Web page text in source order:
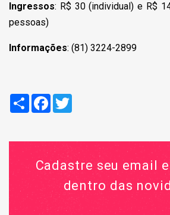
Ingressos: R$ 30 (individual) e R$
pessoas)
Informações: (81) 3224-2899
Compartilhar
Facebook
Cadastre seu email
dentro das